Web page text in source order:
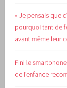
« Je pensais que
pourquoi tant de
avant même leur
Fini le
de l’enfance